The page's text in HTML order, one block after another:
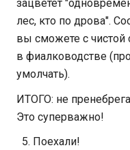
зацветет
лес, кто по дрова".
вы сможете с чистой
в фиалководстве
умолчать).
ИТОГО: не
Это суперважно!
Поехали!